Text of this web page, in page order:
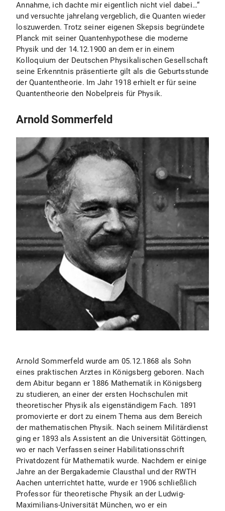
Annahme, ich dachte mir eigentlich nicht viel dabei…“
und versuchte jahrelang vergeblich, die Quanten wieder
loszuwerden. Trotz seiner eigenen Skepsis begründete
Planck mit seiner Quantenhypothese die moderne
Physik und der 14.12.1900 an dem er in einem
Kolloquium der Deutschen Physikalischen Gesellschaft
seine Erkenntnis präsentierte gilt als die Geburtsstunde
der Quantentheorie. Im Jahr 1918 erhielt er für seine
Quantentheorie den Nobelpreis für Physik.
Arnold Sommerfeld
Arnold Sommerfeld wurde am 05.12.1868 als Sohn
eines praktischen Arztes in Königsberg geboren. Nach
dem Abitur begann er 1886 Mathematik in Königsberg
zu studieren, an einer der ersten Hochschulen mit
theoretischer Physik als eigenständigem Fach. 1891
promovierte er dort zu einem Thema aus dem Bereich
der mathematischen Physik. Nach seinem Militärdienst
ging er 1893 als Assistent an die Universität Göttingen,
wo er nach Verfassen seiner Habilitationsschrift
Privatdozent für Mathematik wurde. Nachdem er einige
Jahre an der Bergakademie Clausthal und der RWTH
Aachen unterrichtet hatte, wurde er 1906 schließlich
Professor für theoretische Physik an der Ludwig-
Maximilians-Universität München, wo er ein